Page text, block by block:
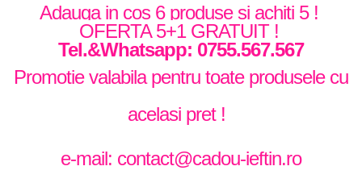
Adauga in cos 6 produse si achiti 5 !
OFERTA 5+1 GRATUIT !
Tel.&Whatsapp: 0755.567.567
Promotie valabila pentru toate produsele cu
acelasi pret !
e-mail: contact@cadou-ieftin.ro